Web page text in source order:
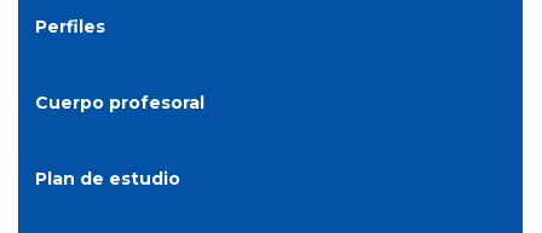
Perfiles
Cuerpo profesoral
Plan de estudio